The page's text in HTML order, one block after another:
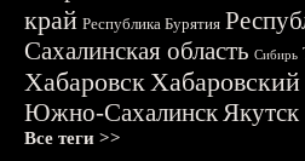
край Республика Бурятия
Сахалинская область Сибирь
Хабаровск
Южно-СахалинскЯкутск
Все теги >>